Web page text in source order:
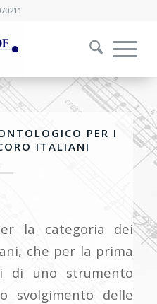
PER I
ITALIANI
la categoria dei
che per la prima
di uno strumento
svolgimento delle